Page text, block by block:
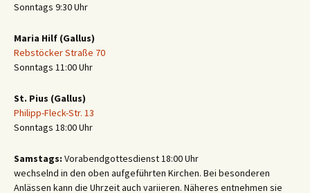
Sonntags 9:30 Uhr
Maria Hilf (Gallus)
Rebstöcker Straße 70
Sonntags 11:00 Uhr
St. Pius (Gallus)
Philipp-Fleck-Str. 13
Sonntags 18:00 Uhr
Samstags: Vorabendgottesdienst 18:00 Uhr
wechselnd in den oben aufgeführten Kirchen. Bei besonderen
Anlässen kann die Uhrzeit auch variieren. Näheres entnehmen sie